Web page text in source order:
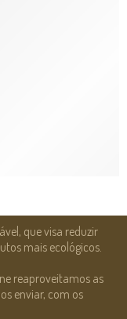
que visa reduzir
mais ecológicos.
reaproveitamos as
enviar, com os